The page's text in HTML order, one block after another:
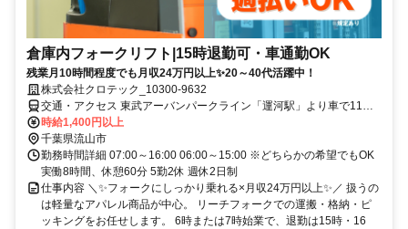
倉庫内フォークリフト|15時退勤可・車通勤OK
残業月10時間程度でも月収24万円以上✨20～40代活躍中！
株式会社クロテック_10300-9632
交通・アクセス 東武アーバンパークライン「運河駅」より車で11分
東武アーバンパークライン「江戸川台駅」より車で12分 東武アーバ
ンパークライン「初石駅」より車で14分
時給1,400円以上
千葉県流山市
勤務時間詳細 07:00～16:00 06:00～15:00 ※どちらかの希望でもOK
実働8時間、休憩60分 5勤2休 週休2日制
仕事内容 ＼✨フォークにしっかり乗れる×月収24万円以上✨／ 扱うの
は軽量なアパレル商品が中心。 リーチフォークでの運搬・格納・ピ
ッキングをお任せします。 6時または7時始業で、退勤は15時・16